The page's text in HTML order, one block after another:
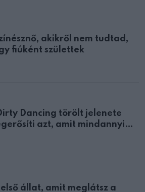
akikről nem tudtad,
fiúként születtek
Dancing törölt jelenete
azt, amit mindannyian
első állat, amit meglátsz a